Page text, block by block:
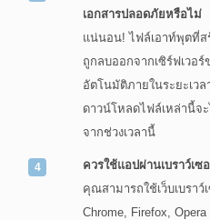
เอกสารปลอดภัยหรือไม่
แน่นอน! ไฟล์เอาท์พุตที่ส
ถูกลบออกจากเซิร์ฟเวอร์
อัตโนมัติภายในระยะเว
ดาวน์โหลดไฟล์เหล่านี้จ
จากช่วงเวลานี้
ควรใช้แอปผ่านเบราว์เซ
คุณสามารถใช้เว็บเบรา
Chrome, Firefox,